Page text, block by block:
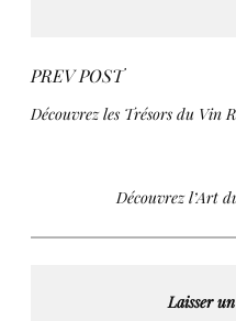
PREV POST
Découvrez les Trésors du Vin
Découvrez l’Art
Laisser